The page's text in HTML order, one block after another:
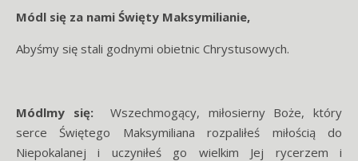
Módl się za nami Święty Maksymilianie,
Abyśmy się stali godnymi obietnic Chrystusowych.
Módlmy się:Wszechmogący, miłosierny Boże, który
serce Świętego Maksymiliana rozpaliłeś miłością do
Niepokalanej i uczyniłeś go wielkim Jej rycerzem i